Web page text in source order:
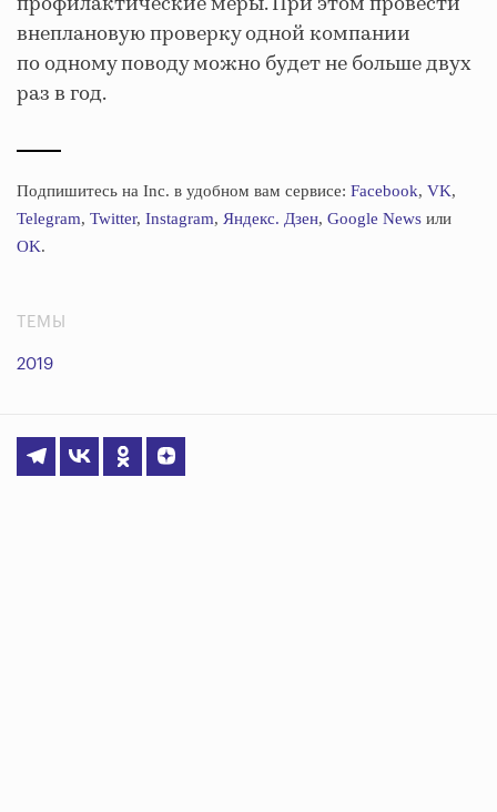
внеплановую проверку одной компании
по одному поводу можно будет не больше двух
раз в год.
Подпишитесь на Inc. в удобном вам сервисе: Facebook, VK,
Telegram, Twitter, Instagram, Яндекс. Дзен, Google News или
OK.
ТЕМЫ
2019